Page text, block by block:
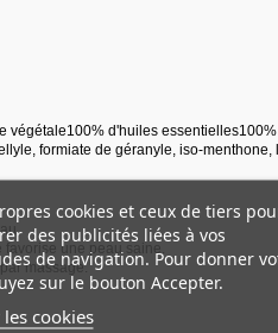
végétale100% d'huiles
formiate de géranyle, iso-menthone,
une peau saine.
massage.
cookies et ceux de tiers
des publicités liées à vos
de navigation. Pour donner
sur le bouton Accepter.
cookies